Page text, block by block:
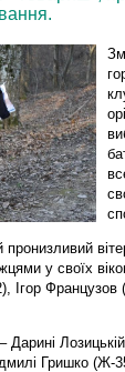
у своїх
Ігор
Дарині
Гришко (Ж-